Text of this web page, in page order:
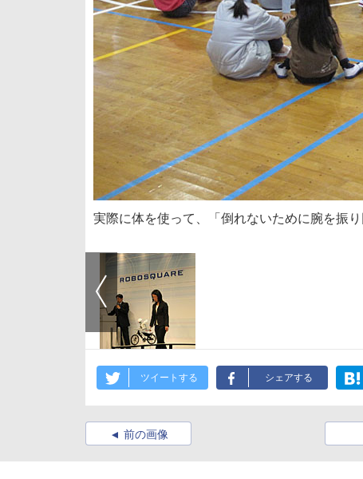
実際に体を使って、「倒れないために腕を振
ツイートする シェアする
前の画像